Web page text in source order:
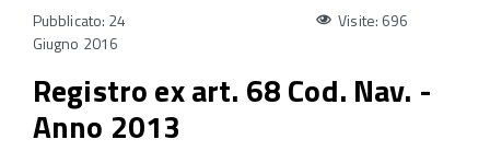
Pubblicato: 24
Giugno 2016
Visite: 696
Registro ex art. 68 Cod. Nav. -
Anno 2013